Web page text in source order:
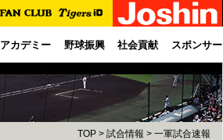
アカデミー 野球振興 社会貢献 スポンサー
TOP > 試合情報 > 一軍試合速報